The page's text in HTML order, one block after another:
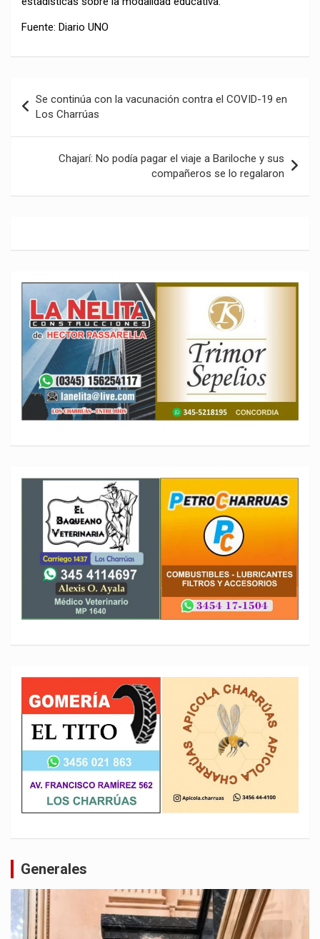
Fuente: Diario UNO
de
entradas
Se continúa con la vacunación contra el COVID-19 en
Los Charrúas
Chajarí: No podía pagar el viaje a Bariloche y sus
compañeros se lo regalaron
Generales